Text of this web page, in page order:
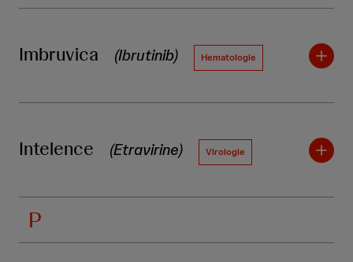
Imbruvica (Ibrutinib) Hematologie
Intelence (Etravirine) Virologie
P